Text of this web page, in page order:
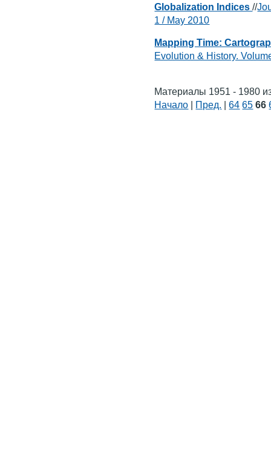
Globalization Indices//
1 / May 2010
Mapping Time:
Evolution & History.
Материалы 1951 - 1980
Начало | Пред. |64 65 66